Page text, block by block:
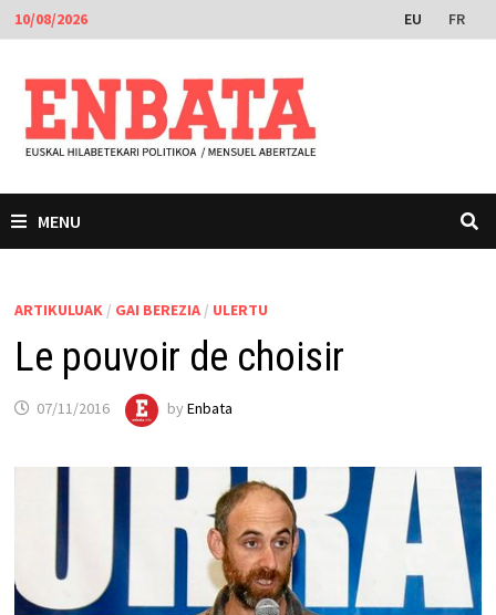
Skip
to
content
10/08/2026 EU FR
MENU
ARTIKULUAK / GAI BEREZIA/ ULERTU
Le pouvoir de choisir
07/11/2016 by Enbata